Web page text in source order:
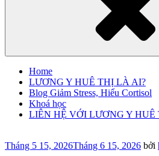
Home
LƯƠNG Y HUÊ THỊ LÀ AI?
Blog Giảm Stress, Hiểu Cortisol
Khoá học
LIÊN HỆ VỚI LƯƠNG Y HUÊ
Đăng
Tháng 5 15, 2026Tháng 6 15, 2026 bởi